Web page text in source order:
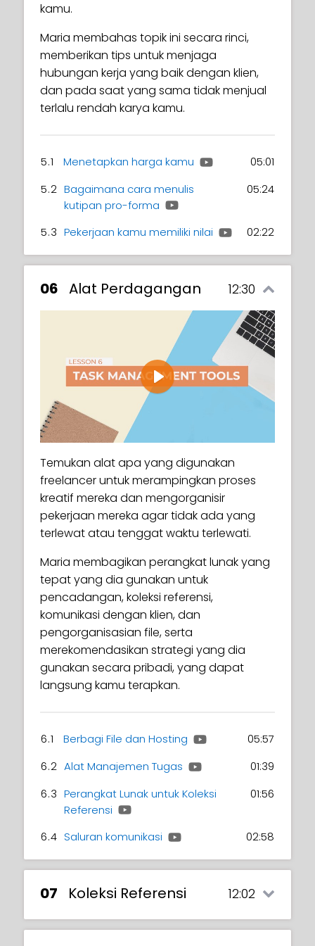
kamu.
Maria membahas topik ini secara rinci,
memberikan tips untuk menjaga
hubungan kerja yang baik dengan klien,
dan pada saat yang sama tidak menjual
terlalu rendah karya kamu.
5.1 Menetapkan harga kamu
05:01
5.2 Bagaimana cara menulis
kutipan pro-forma
05:24
5.3 Pekerjaan kamu memiliki nilai 02:22
06 Alat Perdagangan 12:30
Play
Temukan alat apa yang digunakan
freelancer untuk merampingkan proses
kreatif mereka dan mengorganisir
pekerjaan mereka agar tidak ada yang
terlewat atau tenggat waktu terlewati.
Maria membagikan perangkat lunak yang
tepat yang dia gunakan untuk
pencadangan, koleksi referensi,
komunikasi dengan klien, dan
pengorganisasian file, serta
merekomendasikan strategi yang dia
gunakan secara pribadi, yang dapat
langsung kamu terapkan.
6.1 Berbagi File dan Hosting
05:57
6.2 Alat Manajemen Tugas
01:39
6.3 Perangkat Lunak untuk Koleksi
Referensi
01:56
6.4 Saluran komunikasi 02:58
07 Koleksi Referensi 12:02